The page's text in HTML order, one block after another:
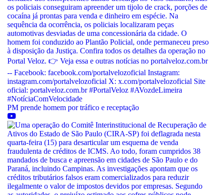
PM prende homem por tráfico e receptação